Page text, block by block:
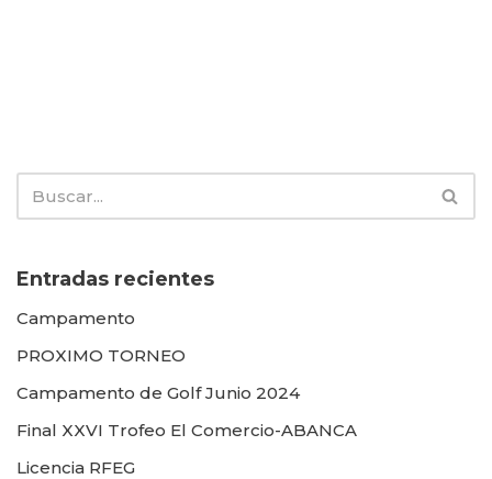
Entradas recientes
Campamento
PROXIMO TORNEO
Campamento de Golf Junio 2024
Final XXVI Trofeo El Comercio-ABANCA
Licencia RFEG